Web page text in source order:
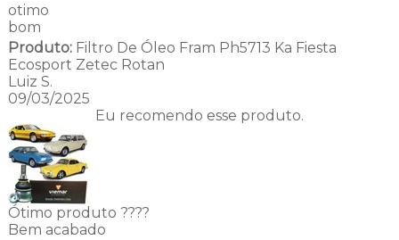
otimo
bom
Produto:Filtro De Óleo Fram Ph5713 Ka Fiesta
Ecosport Zetec Rotan
Luiz S.
09/03/2025
Eu recomendo esse produto.
Ótimo produto ????
Bem acabado